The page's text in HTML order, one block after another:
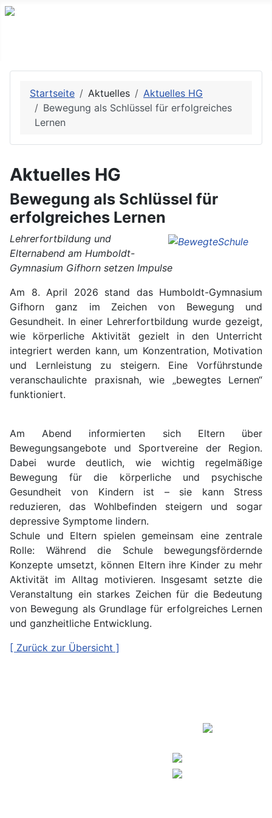
Startseite Aktuelles
Aktuelles HG
Bewegung als Schlüssel für erfolgreiches
Lernen
Aktuelles HG
Bewegung als Schlüssel für
erfolgreiches Lernen
Lehrerfortbildung und
Elternabend am Humboldt-
Gymnasium Gifhorn setzen Impulse
Am 8. April 2026 stand das Humboldt-Gymnasium
Gifhorn ganz im Zeichen von Bewegung und
Gesundheit. In einer Lehrerfortbildung wurde gezeigt,
wie körperliche Aktivität gezielt in den Unterricht
integriert werden kann, um Konzentration, Motivation
und Lernleistung zu steigern. Eine Vorführstunde
veranschaulichte praxisnah, wie „bewegtes Lernen“
funktioniert.
Am Abend informierten sich Eltern über
Bewegungsangebote und Sportvereine der Region.
Dabei wurde deutlich, wie wichtig regelmäßige
Bewegung für die körperliche und psychische
Gesundheit von Kindern ist – sie kann Stress
reduzieren, das Wohlbefinden steigern und sogar
depressive Symptome lindern.
Schule und Eltern spielen gemeinsam eine zentrale
Rolle: Während die Schule bewegungsfördernde
Konzepte umsetzt, können Eltern ihre Kinder zu mehr
Aktivität im Alltag motivieren. Insgesamt setzte die
Veranstaltung ein starkes Zeichen für die Bedeutung
von Bewegung als Grundlage für erfolgreiches Lernen
und ganzheitliche Entwicklung.
[ Zurück zur Übersicht ]